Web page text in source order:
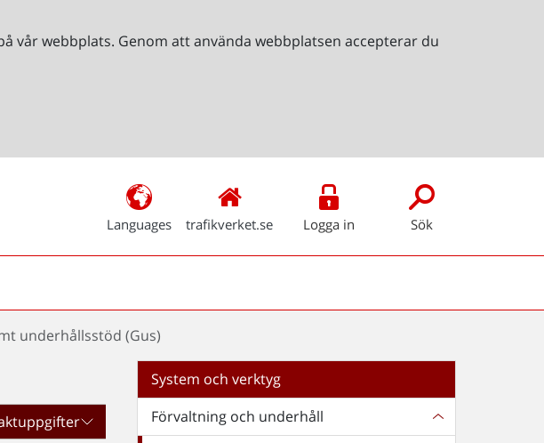
webbplats. Genom att använda webbplatsen accepterar du
Languages trafikverket.se Logga in Sök
underhållsstöd (Gus)
System och verktyg
Förvaltning och underhåll